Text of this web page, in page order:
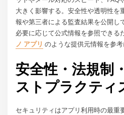
大きく影響する。安全性や透明性を
報や第三者による監査結果を公開し
必要に応じて公式情報を参照できる
ノ アプリ のような提供元情報を参考
安全性・法規制
ストプラクティ
セキュリティはアプリ利用時の最重